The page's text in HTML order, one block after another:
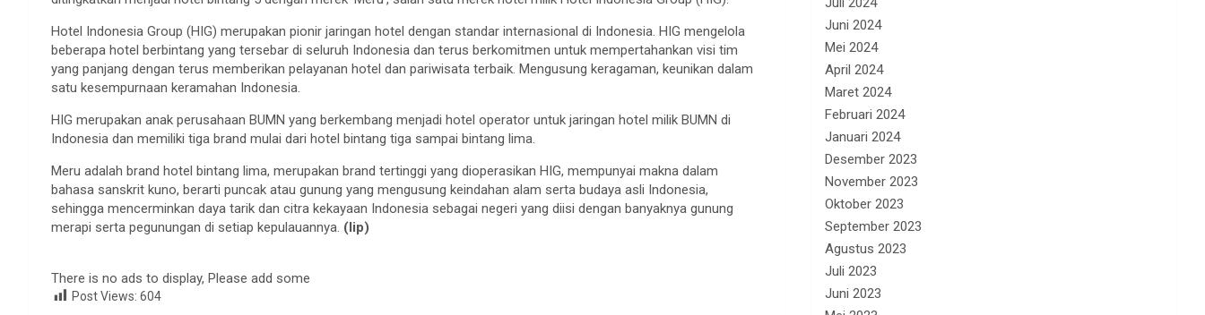
Hotel Indonesia Group (HIG) merupakan pionir jaringan hotel dengan standar internasional di Indonesia. HIG mengelola
beberapa hotel berbintang yang tersebar di seluruh Indonesia dan terus berkomitmen untuk mempertahankan visi tim
yang panjang dengan terus memberikan pelayanan hotel dan pariwisata terbaik. Mengusung keragaman, keunikan dalam
satu kesempurnaan keramahan Indonesia.
HIG merupakan anak perusahaan BUMN yang berkembang menjadi hotel operator untuk jaringan hotel milik BUMN di
Indonesia dan memiliki tiga brand mulai dari hotel bintang tiga sampai bintang lima.
Meru adalah brand hotel bintang lima, merupakan brand tertinggi yang dioperasikan HIG, mempunyai makna dalam
bahasa sanskrit kuno, berarti puncak atau gunung yang mengusung keindahan alam serta budaya asli Indonesia,
sehingga mencerminkan daya tarik dan citra kekayaan Indonesia sebagai negeri yang diisi dengan banyaknya gunung
merapi serta pegunungan di setiap kepulauannya. (lip)
There is no ads to display, Please add some
Post Views: 604
Juni 2024
Mei 2024
April 2024
Maret 2024
Februari 2024
Januari 2024
Desember 2023
November 2023
Oktober 2023
September 2023
Agustus 2023
Juli 2023
Juni 2023